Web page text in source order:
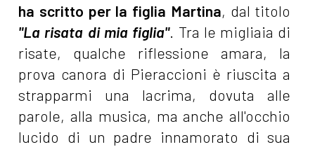
ha scritto per la figlia Martina, dal titolo
"La risata di mia figlia". Tra le migliaia di
risate, qualche riflessione amara, la
prova canora di Pieraccioni è riuscita a
strapparmi una lacrima, dovuta alle
parole, alla musica, ma anche all'occhio
lucido di un padre innamorato di sua